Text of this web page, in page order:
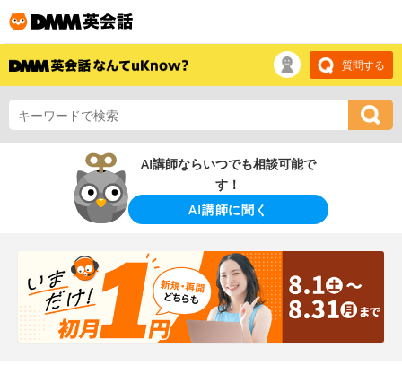
質問する
AI講師ならいつでも相談可能で
す！
AI講師に聞く